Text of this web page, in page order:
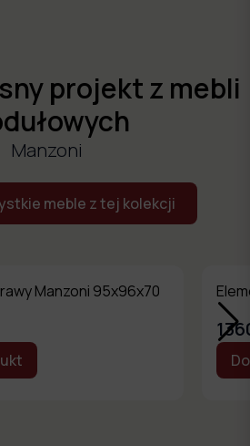
projekt z mebli
Manzoni
meble z tej kolekcji
Manzoni 95x96x70